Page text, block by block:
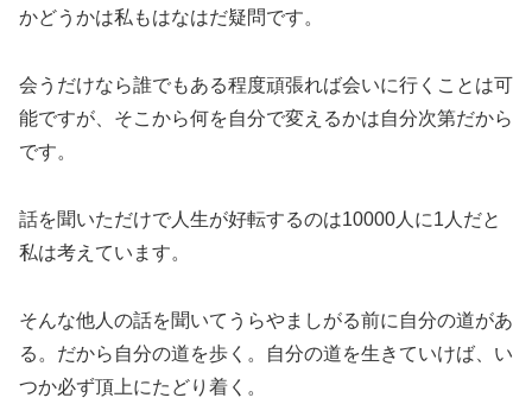
かどうかは私もはなはだ疑問です。
会うだけなら誰でもある程度頑張れば会いに行くことは可
能ですが、そこから何を自分で変えるかは自分次第だから
です。
話を聞いただけで人生が好転するのは10000人に1人だと
私は考えています。
そんな他人の話を聞いてうらやましがる前に自分の道があ
る。だから自分の道を歩く。自分の道を生きていけば、い
つか必ず頂上にたどり着く。